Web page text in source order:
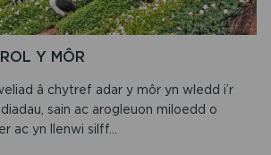
Y MÔR
â chytref adar y môr yn wledd i’r
sain ac arogleuon miloedd o
ac yn llenwi silff...